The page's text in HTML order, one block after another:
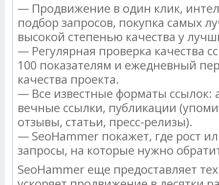
— Продвижение в один клик,
подбор запросов, покупка самых
высокой степенью качества у
— Регулярная проверка качества
100 показателям и ежедневный
качества проекта.
— Все известные форматы ссылок:
вечные ссылки, публикации
отзывы, статьи, пресс-релизы).
— SeoHammer покажет, где рост
запросы, на которые нужно
SeoHammer еще предоставляет